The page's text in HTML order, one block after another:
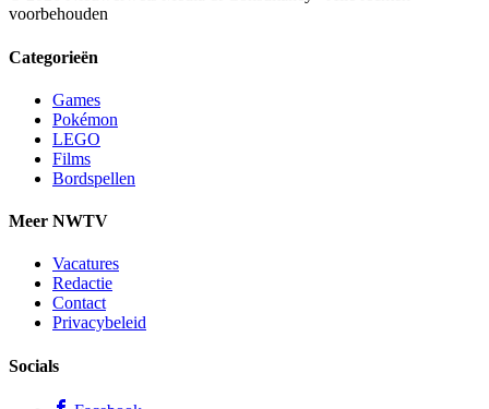
voorbehouden
Categorieën
Games
Pokémon
LEGO
Films
Bordspellen
Meer NWTV
Vacatures
Redactie
Contact
Privacybeleid
Socials